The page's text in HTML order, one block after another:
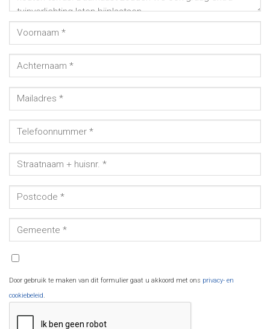
Door gebruik te maken van dit formulier gaat u akkoord met ons privacy- en
cookiebeleid.